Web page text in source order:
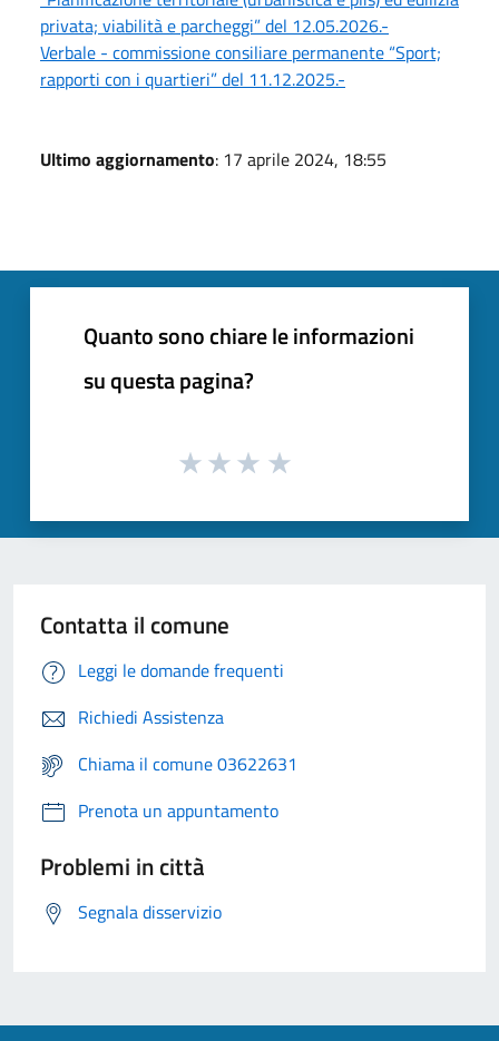
privata; viabilità e parcheggi” del 12.05.2026.-
Verbale - commissione consiliare permanente “Sport;
rapporti con i quartieri” del 11.12.2025.-
Ultimo aggiornamento: 17 aprile 2024, 18:55
Quanto sono chiare le informazioni
su questa pagina?
Contatta il comune
Leggi le domande frequenti
Richiedi Assistenza
Chiama il comune 03622631
Prenota un appuntamento
Problemi in città
Segnala disservizio